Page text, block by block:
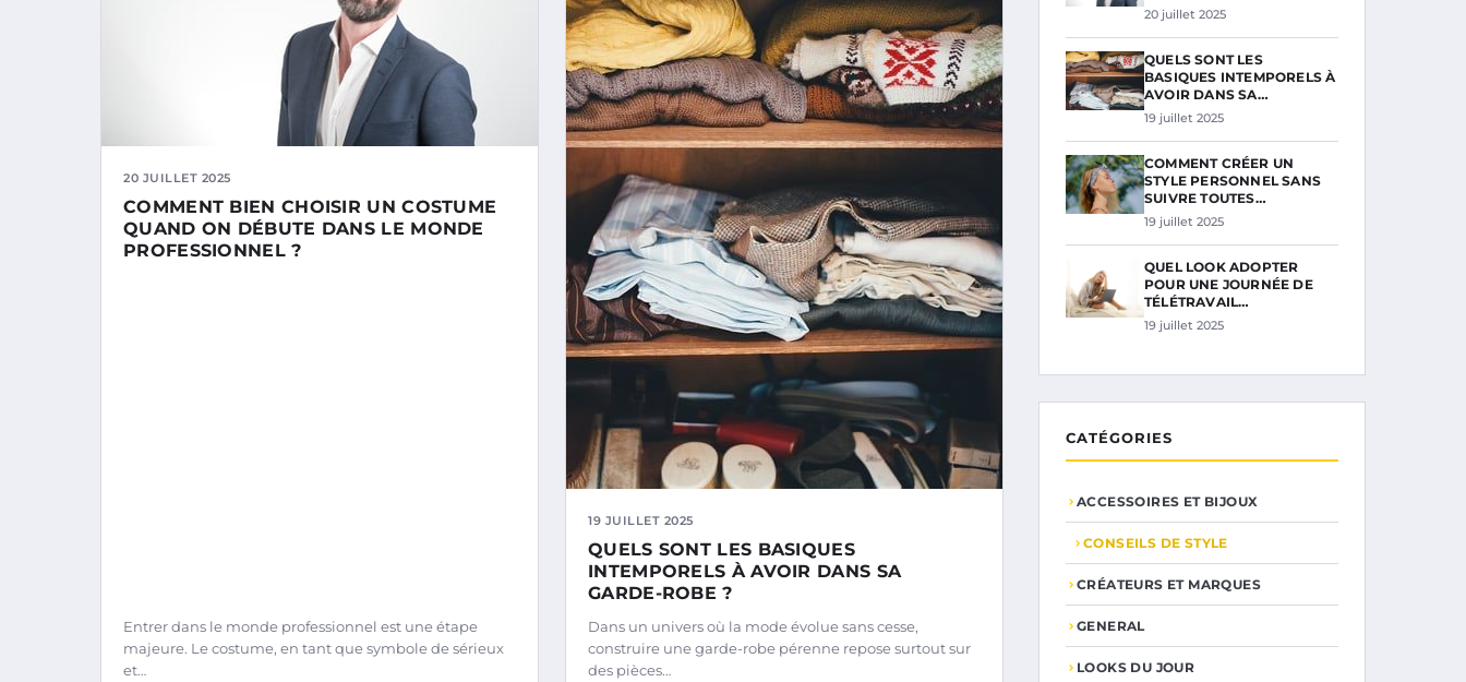
20 JUILLET 2025
COMMENT BIEN CHOISIR UN COSTUME
QUAND ON DÉBUTE DANS LE MONDE
PROFESSIONNEL ?
Entrer dans le monde professionnel est une étape
majeure. Le costume, en tant que symbole de sérieux
et…
19 JUILLET 2025
QUELS SONT LES BASIQUES
INTEMPORELS À AVOIR DANS SA
GARDE-ROBE ?
Dans un univers où la mode évolue sans cesse,
construire une garde-robe pérenne repose surtout sur
des pièces…
20 juillet 2025
QUELS SONT LES
BASIQUES INTEMPORELS À
AVOIR DANS SA…
19 juillet 2025
COMMENT CRÉER UN
STYLE PERSONNEL SANS
SUIVRE TOUTES…
19 juillet 2025
QUEL LOOK ADOPTER
POUR UNE JOURNÉE DE
TÉLÉTRAVAIL…
19 juillet 2025
CATÉGORIES
ACCESSOIRES ET BIJOUX
CONSEILS DE STYLE
CRÉATEURS ET MARQUES
GENERAL
LOOKS DU JOUR